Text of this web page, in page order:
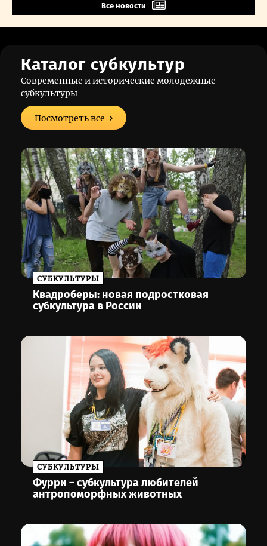
Все новости
Каталог субкультур
Современные и исторические молодежные
субкультуры
Посмотреть все
CУБКУЛЬТУРЫ
Квадроберы: новая подростковая
субкультура в России
CУБКУЛЬТУРЫ
Фурри – субкультура любителей
антропоморфных животных